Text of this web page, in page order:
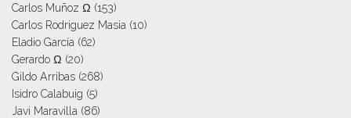
Carlos Muñoz Ω (153)
Carlos Rodriguez Masia (10)
Eladio García (62)
Gerardo Ω (20)
Gildo Arribas (268)
Isidro Calabuig (5)
Javi Maravilla (86)